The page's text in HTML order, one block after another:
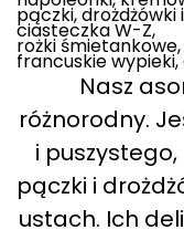
pączki, drożdżówki
ciasteczka W-Z,
rożki
francuskie
Nasz
różnorodny.
i
pączki i
ustach. Ich